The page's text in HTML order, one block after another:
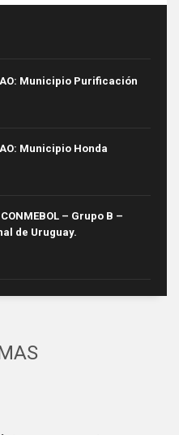
Municipio Purificación
Municipio Honda
– Grupo B –
de Uruguay.